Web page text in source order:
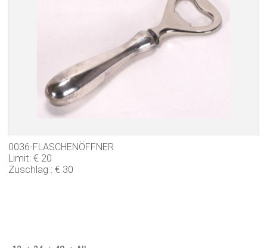
0036-FLASCHENÖFFNER
Limit: € 20
Zuschlag : € 30